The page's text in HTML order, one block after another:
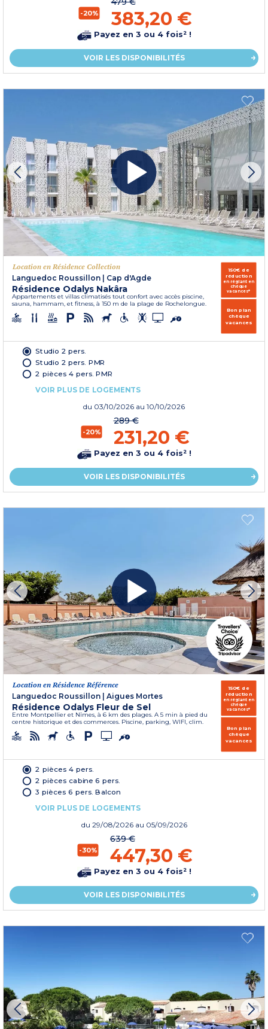
-20% 383,20 €
Payez en 3 ou 4 fois² !
VOIR LES DISPONIBILITÉS
Location en Résidence Collection
Languedoc Roussillon | Cap d'Agde
Résidence Odalys Nakâra
Appartements et villas climatisés tout confort avec accès piscine,
sauna, hammam, et fitness, à 150 m de la plage de Rochelongue.
150€ de
réduction
en réglant en
chèque
vacances*
Bon plan
chèque
vacances
Studio 2 pers.
Studio 2 pers. PMR
2 pièces 4 pers. PMR
VOIR PLUS DE LOGEMENTS
du 03/10/2026 au 10/10/2026
-20%
289 €
231,20 €
Payez en 3 ou 4 fois² !
VOIR LES DISPONIBILITÉS
Location en Résidence Référence
Languedoc Roussillon | Aigues Mortes
Résidence Odalys Fleur de Sel
Entre Montpellier et Nîmes, à 6 km des plages. A 5 min à pied du
centre historique et des commerces. Piscine, parking, WIFI, clim.
150€ de
réduction
en réglant en
chèque
vacances*
Bon plan
chèque
vacances
2 pièces 4 pers.
2 pièces cabine 6 pers.
3 pièces 6 pers. Balcon
VOIR PLUS DE LOGEMENTS
du 29/08/2026 au 05/09/2026
-30%
639 €
447,30 €
Payez en 3 ou 4 fois² !
VOIR LES DISPONIBILITÉS